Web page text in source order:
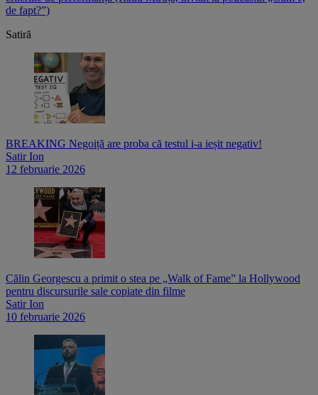
de fapt?”)
Satiră
BREAKING Negoiță are proba că testul i-a ieșit negativ!
Satir Ion
12 februarie 2026
Călin Georgescu a primit o stea pe „Walk of Fame” la Hollywood
pentru discursurile sale copiate din filme
Satir Ion
10 februarie 2026